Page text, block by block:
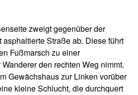
zweigt gegenüber der
Straße ab. Diese führt
Fußmarsch zu einer
den rechten Weg nimmt.
Gewächshaus zur Linken vorüber
kleine Schlucht, die durchquert